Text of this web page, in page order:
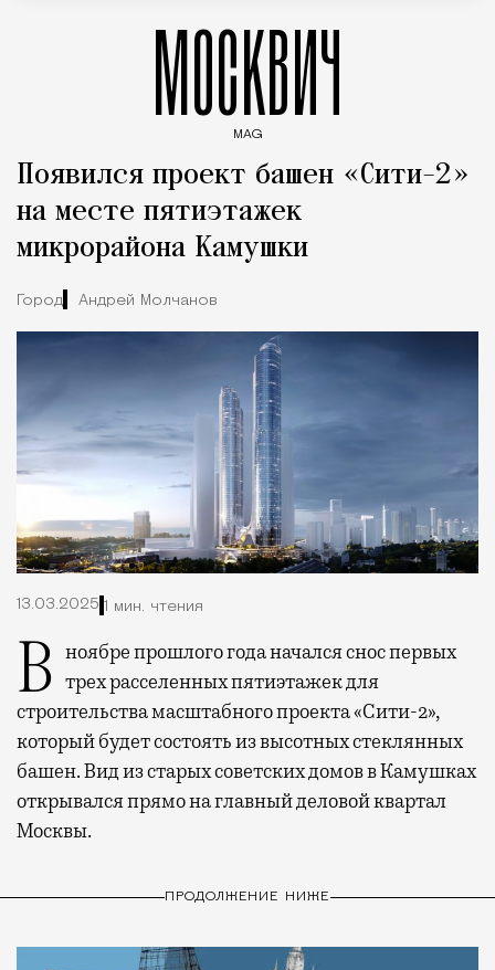
МОСКВИЧ
MAG
Появился проект башен «Сити-2»
на месте пятиэтажек
микрорайона Камушки
Город Андрей Молчанов
13.03.2025 1 мин. чтения
В ноябре прошлого года начался снос первых трех расселенных пятиэтажек для
строительства масштабного проекта «Сити-2»,
который будет состоять из высотных стеклянных
башен. Вид из старых советских домов в Камушках
открывался прямо на главный деловой квартал
Москвы.
ПРОДОЛЖЕНИЕ НИЖЕ